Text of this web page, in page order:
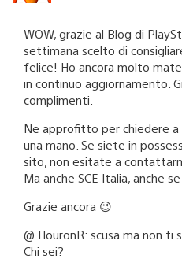
WOW, grazie al Blog di
settimana scelto di
felice! Ho ancora molto
in continuo aggiornamento.
complimenti.
Ne approfitto per chiedere
una mano. Se siete in
sito, non esitate a
Ma anche SCE Italia, anche
Grazie ancora 😉
@ HouronR: scusa ma non ti
Chi sei?